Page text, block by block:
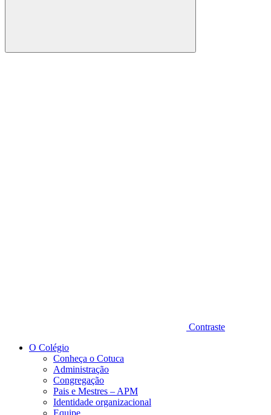
Buscar
Contraste
O Colégio
Conheça o Cotuca
Administração
Congregação
Pais e Mestres – APM
Identidade organizacional
Equipe